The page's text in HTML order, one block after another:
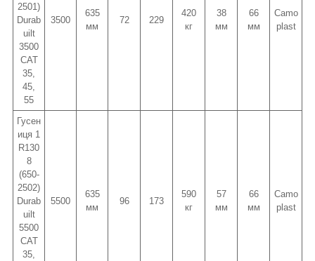
2501)
Durab
uilt
3500
CAT
35,
45,
55
3500
635
мм
72 229
420
кг
38
мм
66
мм
Camo
plast
Гусен
иця 1
R130
8
(650-
2502)
Durab
uilt
5500
CAT
35,
5500
635
мм
96 173
590
кг
57
мм
66
мм
Camo
plast